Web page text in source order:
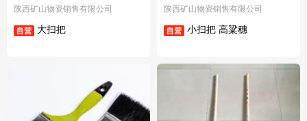
陕西矿山物资销售有限公司
大扫把
陕西矿山物资销售有限公司
小扫把 高粱穗